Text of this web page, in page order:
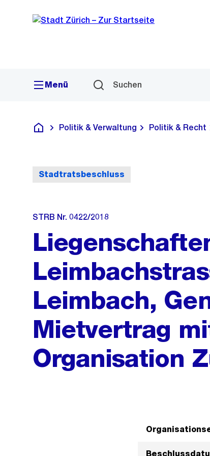
Navigation
Sprunglink
Menü Suchen
Deutsch
Politik & Verwaltung Politik & Recht
Stadtratsbeschluss
STRB Nr. 0422/2018
Leimbach,
Mietvertrag
Organisation